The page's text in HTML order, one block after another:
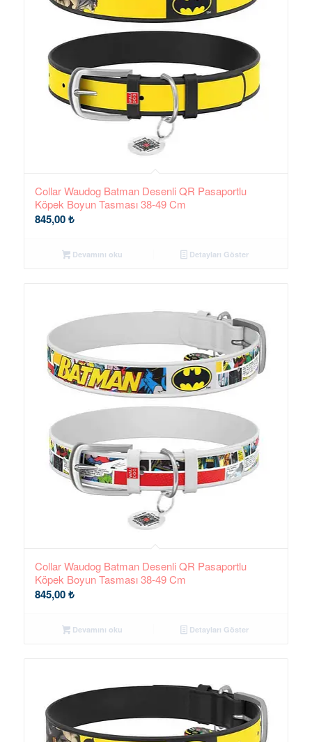
Collar Waudog Batman Desenli QR Pasaportlu
Köpek Boyun Tasması 38-49 Cm
845,00₺
Devamını oku Detayları Göster
Collar Waudog Batman Desenli QR Pasaportlu
Köpek Boyun Tasması 38-49 Cm
845,00₺
Devamını oku Detayları Göster